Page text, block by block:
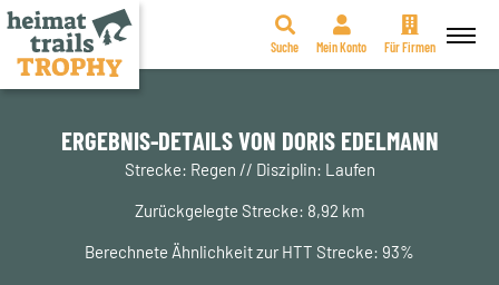
Zum
Suche Mein Konto Für Firmen
ERGEBNIS-DETAILS VON DORIS EDELMANN
Strecke: Regen // Disziplin: Laufen
Zurückgelegte Strecke: 8,92 km
Berechnete Ähnlichkeit zur HTT Strecke: 93%